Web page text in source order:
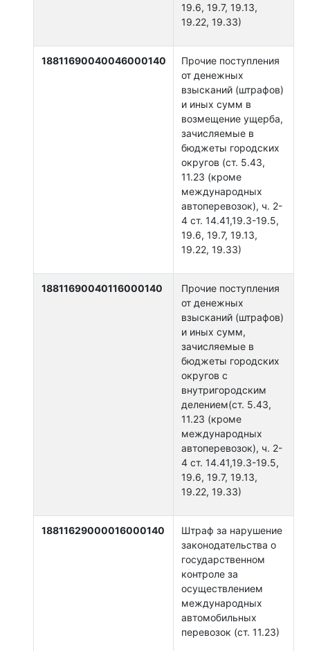
19.6, 19.7, 19.13,
19.22, 19.33)
18811690040046000140
Прочие поступления
от денежных
взысканий (штрафов)
и иных сумм в
возмещение ущерба,
зачисляемые в
бюджеты городских
округов (ст. 5.43,
11.23 (кроме
международных
автоперевозок), ч. 2-
4 ст. 14.41,19.3-19.5,
19.6, 19.7, 19.13,
19.22, 19.33)
18811690040116000140
Прочие поступления
от денежных
взысканий (штрафов)
и иных сумм,
зачисляемые в
бюджеты городских
округов с
внутригородским
делением(ст. 5.43,
11.23 (кроме
международных
автоперевозок), ч. 2-
4 ст. 14.41,19.3-19.5,
19.6, 19.7, 19.13,
19.22, 19.33)
18811629000016000140
Штраф за нарушение
законодательства о
государственном
контроле за
осуществлением
международных
автомобильных
перевозок (ст. 11.23)